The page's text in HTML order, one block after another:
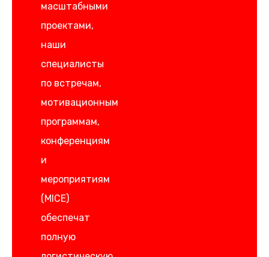
масштабными
проектами,
наши
специалисты
по встречам,
мотивационным
программам,
конференциям
и
мероприятиям
(MICE)
обеспечат
полную